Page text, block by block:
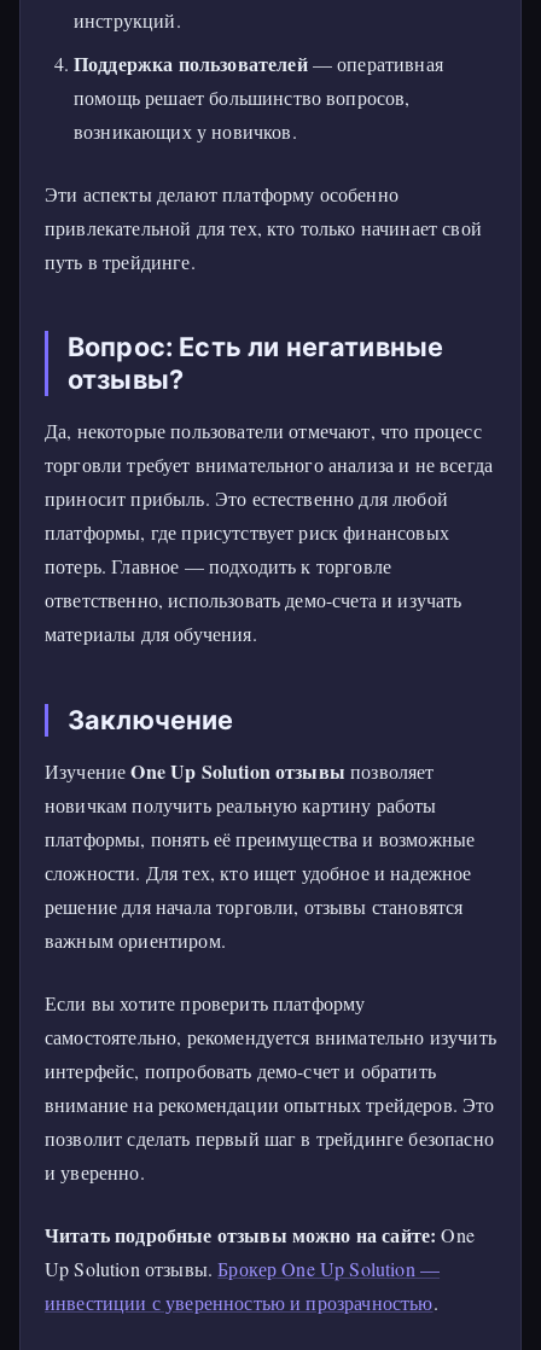
инструкций.
Поддержка пользователей— оперативная
помощь решает большинство вопросов,
возникающих у новичков.
Эти аспекты делают платформу особенно
привлекательной для тех, кто только начинает свой
путь в трейдинге.
Вопрос: Есть ли негативные
отзывы?
Да, некоторые пользователи отмечают, что процесс
торговли требует внимательного анализа и не всегда
приносит прибыль. Это естественно для любой
платформы, где присутствует риск финансовых
потерь. Главное — подходить к торговле
ответственно, использовать демо-счета и изучать
материалы для обучения.
Заключение
ИзучениеOne Up Solution отзывы позволяет
новичкам получить реальную картину работы
платформы, понять её преимущества и возможные
сложности. Для тех, кто ищет удобное и надежное
решение для начала торговли, отзывы становятся
важным ориентиром.
Если вы хотите проверить платформу
самостоятельно, рекомендуется внимательно изучить
интерфейс, попробовать демо-счет и обратить
внимание на рекомендации опытных трейдеров. Это
позволит сделать первый шаг в трейдинге безопасно
и уверенно.
Читать подробные отзывы можно на сайте: One
Up Solution отзывы.Брокер One Up Solution —
инвестиции с уверенностью и прозрачностью.